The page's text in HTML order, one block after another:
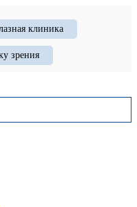
клиника
зрения